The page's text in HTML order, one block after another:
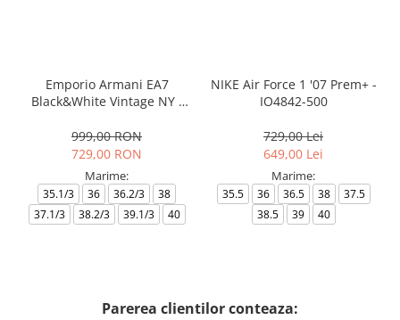
Emporio Armani EA7
Black&White Vintage NY -
999,00 RON
729,00 RON
Marime:
35.1/3 36 36.2/3
38
37.1/3
38.2/3 39.1/3 40
NIKE Air Force 1 '07 Prem+ -
IO4842-500
729,00 Lei
649,00 Lei
Marime:
35.5 36 36.5 38
37.5
38.5
39 40
Parerea clientilor conteaza: